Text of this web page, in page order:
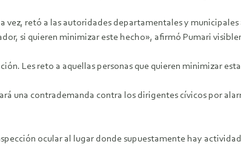
retó a las autoridades departamentales y
si quieren minimizar este hecho», afirmó Pumari
Les reto a aquellas personas que quieren minimizar
una contrademanda contra los dirigentes cívicos por
ocular al lugar donde supuestamente hay